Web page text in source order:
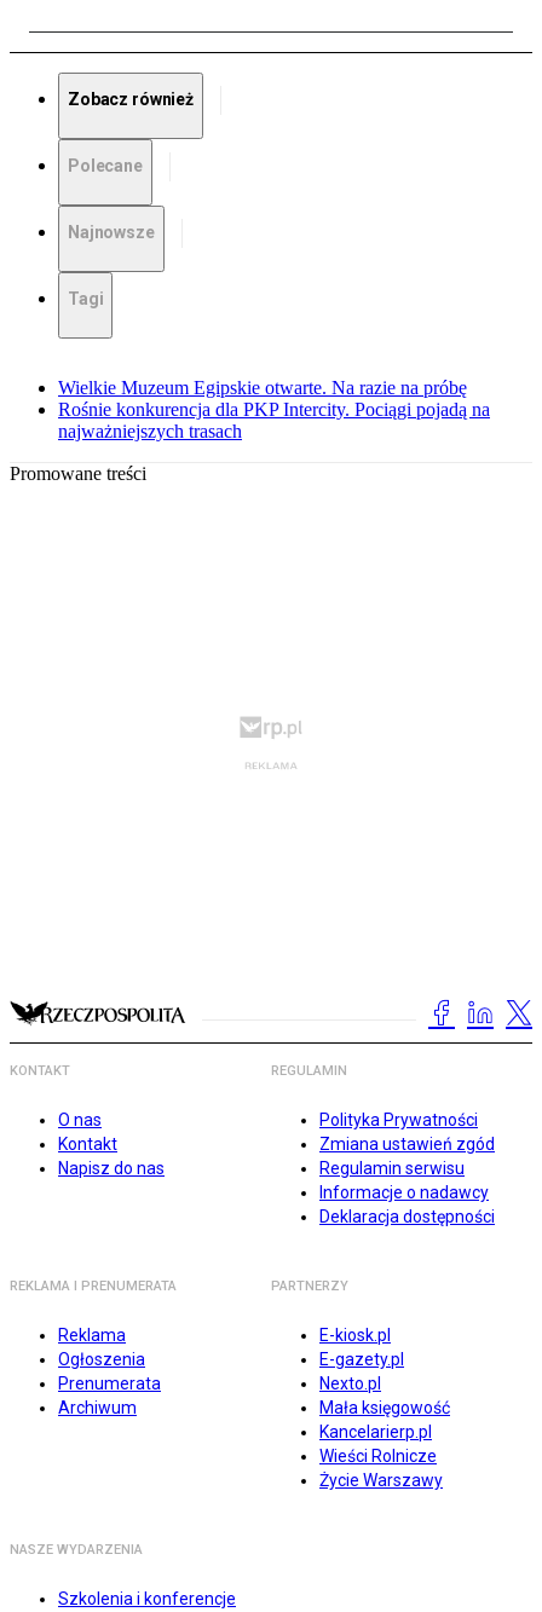
Zobacz również
Polecane
Najnowsze
Tagi
Wielkie Muzeum Egipskie otwarte. Na razie na próbę
Rośnie konkurencja dla PKP Intercity. Pociągi pojadą na
najważniejszych trasach
Promowane treści
KONTAKT
O nas
Kontakt
Napisz do nas
REGULAMIN
Polityka Prywatności
Zmiana ustawień zgód
Regulamin serwisu
Informacje o nadawcy
Deklaracja dostępności
REKLAMA I PRENUMERATA
Reklama
Ogłoszenia
Prenumerata
Archiwum
PARTNERZY
E-kiosk.pl
E-gazety.pl
Nexto.pl
Mała księgowość
Kancelarierp.pl
Wieści Rolnicze
Życie Warszawy
NASZE WYDARZENIA
Szkolenia i konferencje